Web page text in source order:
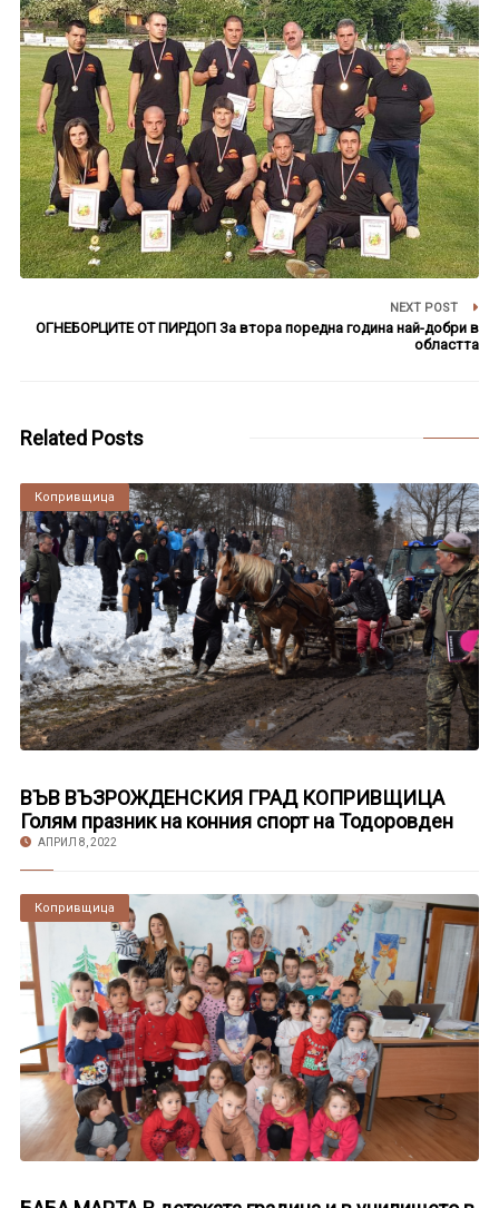
NEXT POST
ОГНЕБОРЦИТЕ ОТ ПИРДОП За втора поредна година най-добри в
областта
Related Posts
Копривщица
ВЪВ ВЪЗРОЖДЕНСКИЯ ГРАД КОПРИВЩИЦА
Голям празник на конния спорт на Тодоровден
АПРИЛ 8, 2022
Копривщица